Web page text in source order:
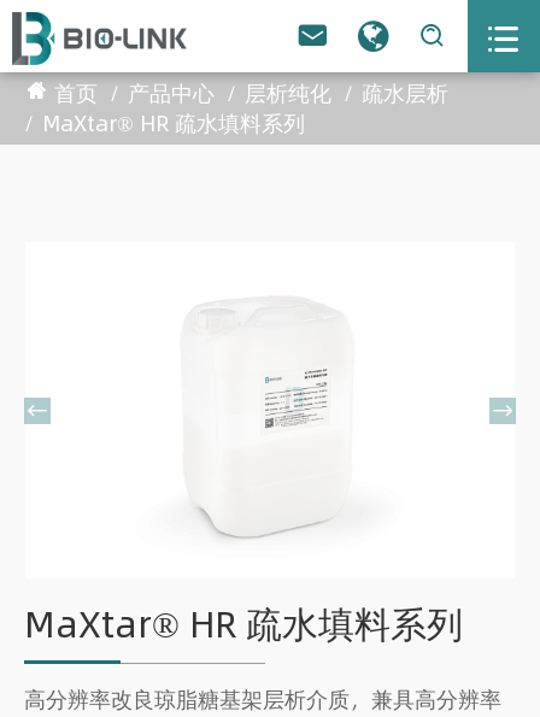
  
首页 产品中心 层析纯化
疏水层析
MaXtar® HR 疏水填料系列
 
MaXtar® HR 疏水填料系列
高分辨率改良琼脂糖基架层析介质，兼具高分辨率